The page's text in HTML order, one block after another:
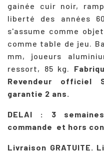
gainée cuir noir,
liberté des années
s'assume comme
comme table de jeu.
mm, joueurs
ressort, 85 kg.
Revendeur officiel
garantie 2 ans.
DELAI : 3
commande et hors
Livraison GRATUITE.